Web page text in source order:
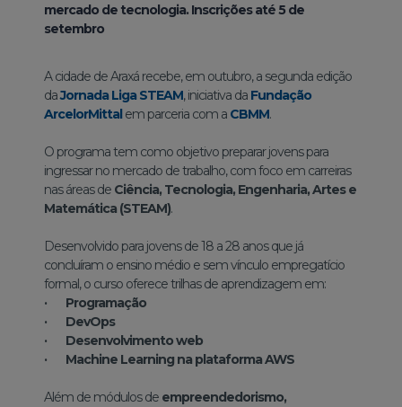
mercado de tecnologia. Inscrições até 5 de
setembro
A cidade de Araxá recebe, em outubro, a segunda edição
daJornada Liga STEAM, iniciativa da Fundação
ArcelorMittalem parceria com a CBMM.
O programa tem como objetivo preparar jovens para
ingressar no mercado de trabalho, com foco em carreiras
nas áreas de Ciência, Tecnologia, Engenharia, Artes e
Matemática (STEAM).
Desenvolvido para jovens de 18 a 28 anos que já
concluíram o ensino médio e sem vínculo empregatício
formal, o curso oferece trilhas de aprendizagem em:
· Programação
· DevOps
· Desenvolvimento web
· Machine Learning na plataforma AWS
Além de módulos de empreendedorismo,